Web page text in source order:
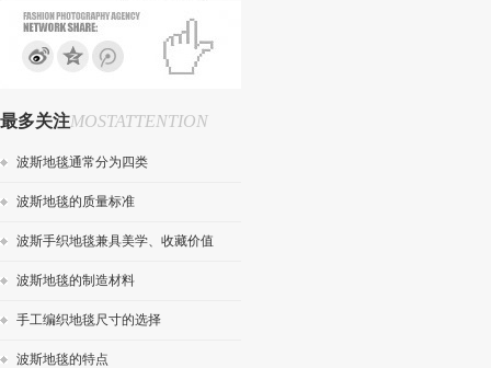
最多关注MOSTATTENTION
波斯地毯通常分为四类
波斯地毯的质量标准
波斯手织地毯兼具美学、收藏价值
波斯地毯的制造材料
手工编织地毯尺寸的选择
波斯地毯的特点